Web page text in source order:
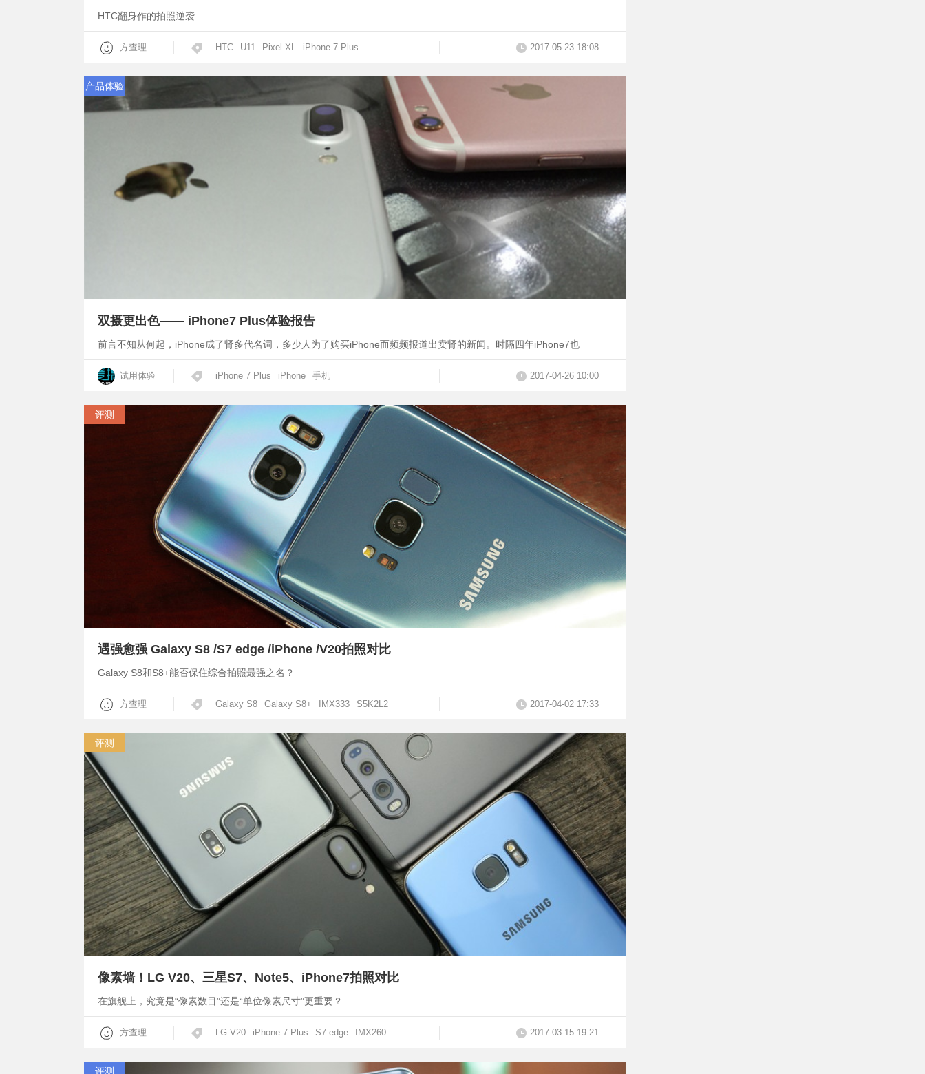
HTC翻身作的拍照逆袭
方查理 HTC U11 Pixel XL iPhone 7 Plus 2017-05-23 18:08
产品体验
双摄更出色—— iPhone7 Plus体验报告
前言不知从何起，iPhone成了肾多代名词，多少人为了购买iPhone而频频报道出卖肾的新闻。时隔四年iPhone7也
试用体验 iPhone 7 Plus iPhone 手机 2017-04-26 10:00
评测
遇强愈强 Galaxy S8 /S7 edge /iPhone /V20拍照对比
Galaxy S8和S8+能否保住综合拍照最强之名？
方查理 Galaxy S8 Galaxy S8+ IMX333 S5K2L2 2017-04-02 17:33
评测
像素墙！LG V20、三星S7、Note5、iPhone7拍照对比
在旗舰上，究竟是“像素数目”还是“单位像素尺寸”更重要？
方查理 LG V20 iPhone 7 Plus S7 edge IMX260 2017-03-15 19:21
评测